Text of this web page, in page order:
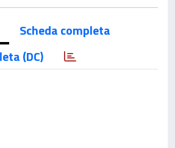
Scheda completa
(DC)